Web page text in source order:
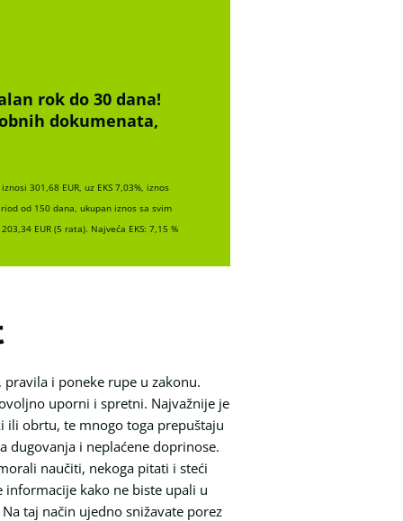
rok do 30 dana!
dokumenata,
301,68 EUR, uz EKS 7,03%, iznos
od 150 dana, ukupan iznos sa svim
EUR (5 rata). Najveća EKS: 7,15 %
i poneke rupe u zakonu.
uporni i spretni. Najvažnije je
ili obrtu, te mnogo toga prepuštaju
dugovanja i neplaćene doprinose.
naučiti, nekoga pitati i steći
kako ne biste upali u
taj način ujedno snižavate porez